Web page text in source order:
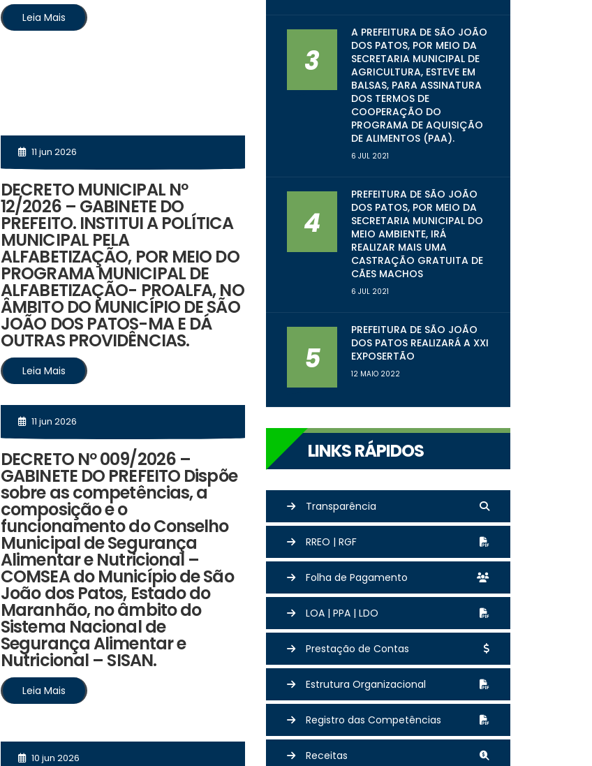
Leia Mais
11 jun 2026
DECRETO MUNICIPAL Nº
12/2026 – GABINETE DO
PREFEITO. INSTITUI A POLÍTICA
MUNICIPAL PELA
ALFABETIZAÇÃO, POR MEIO DO
PROGRAMA MUNICIPAL DE
ALFABETIZAÇÃO- PROALFA, NO
ÂMBITO DO MUNICÍPIO DE SÃO
JOÃO DOS PATOS-MA E DÁ
OUTRAS PROVIDÊNCIAS.
Leia Mais
11 jun 2026
DECRETO Nº 009/2026 –
GABINETE DO PREFEITO Dispõe
sobre as competências, a
composição e o
funcionamento do Conselho
Municipal de Segurança
Alimentar e Nutricional –
COMSEA do Município de São
João dos Patos, Estado do
Maranhão, no âmbito do
Sistema Nacional de
Segurança Alimentar e
Nutricional – SISAN.
Leia Mais
10 jun 2026
3
A PREFEITURA DE SÃO JOÃO
DOS PATOS, POR MEIO DA
SECRETARIA MUNICIPAL DE
AGRICULTURA, ESTEVE EM
BALSAS, PARA ASSINATURA
DOS TERMOS DE
COOPERAÇÃO DO
PROGRAMA DE AQUISIÇÃO
DE ALIMENTOS (PAA).
6 JUL 2021
4
PREFEITURA DE SÃO JOÃO
DOS PATOS, POR MEIO DA
SECRETARIA MUNICIPAL DO
MEIO AMBIENTE, IRÁ
REALIZAR MAIS UMA
CASTRAÇÃO GRATUITA DE
CÃES MACHOS
6 JUL 2021
5
PREFEITURA DE SÃO JOÃO
DOS PATOS REALIZARÁ A XXI
EXPOSERTÃO
12 MAIO 2022
LINKS RÁPIDOS
Transparência
RREO | RGF
Folha de Pagamento
LOA | PPA | LDO
Prestação de Contas
Estrutura Organizacional
Registro das Competências
Receitas